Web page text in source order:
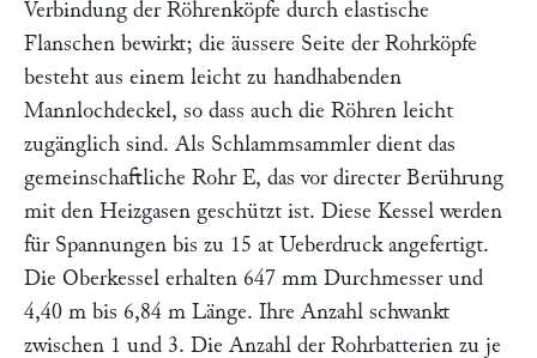
Verbindung der Röhrenköpfe durch elastische
Flanschen bewirkt; die äussere Seite der Rohrköpfe
besteht aus einem leicht zu handhabenden
Mannlochdeckel, so dass auch die Röhren leicht
zugänglich sind. Als Schlammsammler dient das
gemeinschaftliche Rohr E, das vor directer Berührung
mit den Heizgasen geschützt ist. Diese Kessel werden
für Spannungen bis zu 15 at Ueberdruck angefertigt.
Die Oberkessel erhalten 647 mm Durchmesser und
4,40 m bis 6,84 m Länge. Ihre Anzahl schwankt
zwischen 1 und 3. Die Anzahl der Rohrbatterien zu je